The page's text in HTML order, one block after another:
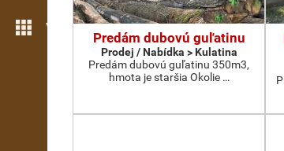
Více možností
Predám dubovú guľatinu
Prodej / Nabídka > Kulatina
Predám dubovú guľatinu 350m3,
hmota je staršia Okolie …